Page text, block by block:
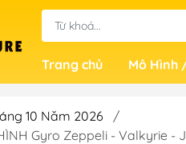
Trang chủ
Mô Hình
10 Năm 2026
/
Gyro Zeppeli - Valkyrie -